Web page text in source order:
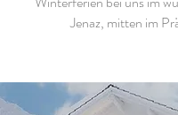
Jenaz, mitten im